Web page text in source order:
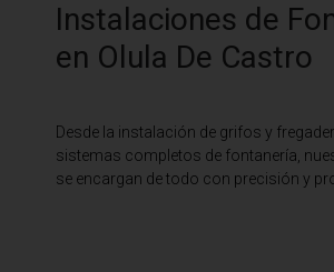
Instalaciones de
en Olula De Castro
Desde la instalación de grifos y
sistemas completos de fontanería,
se encargan de todo con precisión y